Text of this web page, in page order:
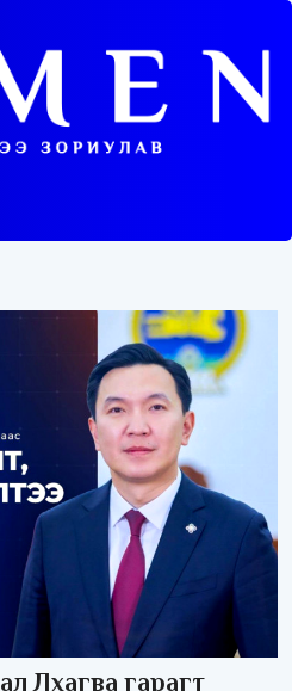
Лхагва гарагт